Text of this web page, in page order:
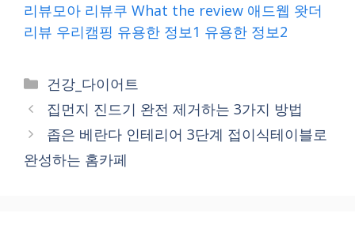
리뷰모아 리뷰쿠 What the review 애드웹 왓더
리뷰 우리캠핑 유용한 정보1 유용한 정보2
Categories
건강_다이어트
집먼지 진드기 완전 제거하는 3가지 방법
좁은 베란다 인테리어 3단계 접이식테이블로
완성하는 홈카페